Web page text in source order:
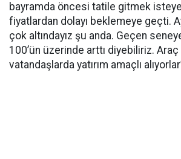
bayramda öncesi tatile gitmek
fiyatlardan dolayı beklemeye geçti.
çok altındayız şu anda. Geçen
100’ün üzerinde arttı diyebiliriz.
vatandaşlarda yatırım amaçlı